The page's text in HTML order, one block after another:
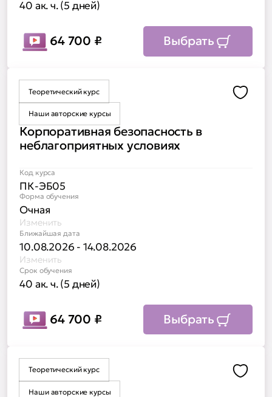
40 ак. ч. (5 дней)
64 700 ₽ Выбрать
Теоретический курс
Наши авторские курсы
Корпоративная безопасность в
неблагоприятных условиях
Код курса
ПК-ЭБ05
Форма обучения
Очная
Изменить
Ближайшая дата
10.08.2026 - 14.08.2026
Изменить
Срок обучения
40 ак. ч. (5 дней)
64 700 ₽ Выбрать
Теоретический курс
Наши авторские курсы